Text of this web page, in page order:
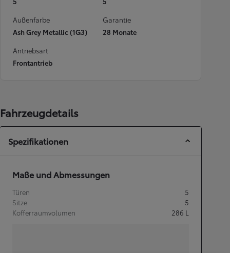
Außenfarbe
Ash Grey Metallic (1G3)
Garantie
28 Monate
Antriebsart
Frontantrieb
Fahrzeugdetails
Spezifikationen
Maße und Abmessungen
Türen
5
Sitze
5
Kofferraumvolumen
286 L